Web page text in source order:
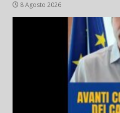
8 Agosto 2026